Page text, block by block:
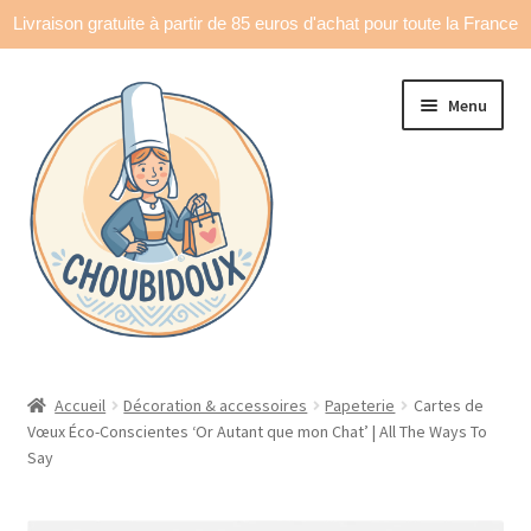
Livraison gratuite à partir de 85 euros d'achat pour toute la France
navigation
contenu
Menu
Made in France
Accueil Décoration & accessoires Papeterie
Cartes de
Vœux Éco-Conscientes ‘Or Autant que mon Chat’ | All The Ways To
Say